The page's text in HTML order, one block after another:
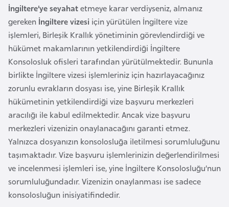
e
m
l
e
i
İngiltere’ye seyahatetmeye karar verdiyseniz, almanız
gereken İngiltere vizesi için yürütülen İngiltere vize
işlemleri, Birleşik Krallık yönetiminin görevlendirdiği ve
hükümet makamlarının yetkilendirdiği İngiltere
Konsolosluk ofisleri tarafından yürütülmektedir. Bununla
birlikte İngiltere vizesi işlemleriniz için hazırlayacağınız
zorunlu evrakların dosyası ise, yine Birleşik Krallık
hükümetinin yetkilendirdiği vize başvuru merkezleri
aracılığı ile kabul edilmektedir. Ancak vize başvuru
merkezleri vizenizin onaylanacağını garanti etmez.
Yalnızca dosyanızın konsolosluğa iletilmesi sorumluluğunu
taşımaktadır. Vize başvuru işlemlerinizin değerlendirilmesi
ve incelenmesi işlemleri ise, yine İngiltere Konsolosluğu’nun
sorumluluğundadır. Vizenizin onaylanması ise sadece
konsolosluğun inisiyatifindedir.
y
a
A
z
e
r
b
a
y
c
a
n
B